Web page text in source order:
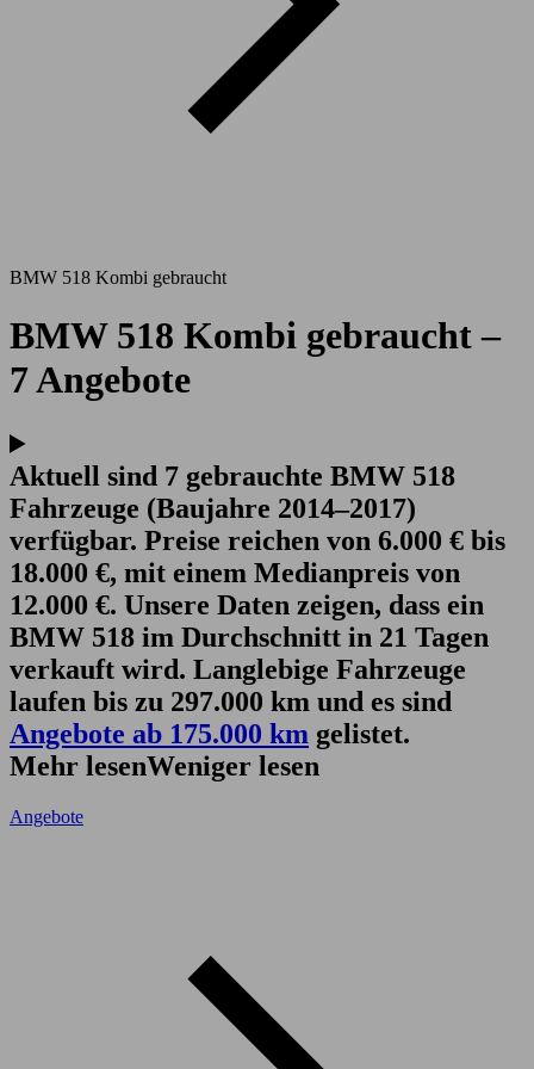
BMW 518 Kombi gebraucht
BMW 518 Kombi gebraucht –
7 Angebote
Aktuell sind 7 gebrauchte BMW 518
Fahrzeuge (Baujahre 2014–2017)
verfügbar. Preise reichen von 6.000 € bis
18.000 €, mit einem Medianpreis von
12.000 €. Unsere Daten zeigen, dass ein
BMW 518 im Durchschnitt in 21 Tagen
verkauft wird. Langlebige Fahrzeuge
laufen bis zu 297.000 km und es sind
Angebote ab 175.000 km gelistet.
Mehr lesenWeniger lesen
Angebote